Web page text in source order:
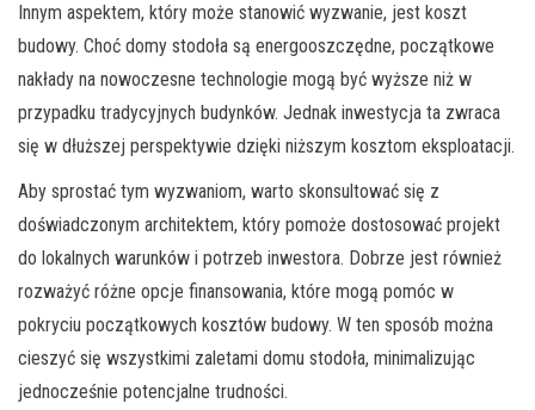
Innym aspektem, który może stanowić wyzwanie, jest koszt
budowy. Choć domy stodoła są energooszczędne, początkowe
nakłady na nowoczesne technologie mogą być wyższe niż w
przypadku tradycyjnych budynków. Jednak inwestycja ta zwraca
się w dłuższej perspektywie dzięki niższym kosztom eksploatacji.
Aby sprostać tym wyzwaniom, warto skonsultować się z
doświadczonym architektem, który pomoże dostosować projekt
do lokalnych warunków i potrzeb inwestora. Dobrze jest również
rozważyć różne opcje finansowania, które mogą pomóc w
pokryciu początkowych kosztów budowy. W ten sposób można
cieszyć się wszystkimi zaletami domu stodoła, minimalizując
jednocześnie potencjalne trudności.